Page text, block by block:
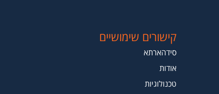
קישורים שימושיים
סידהארתא
אודות
טכנולוגיות